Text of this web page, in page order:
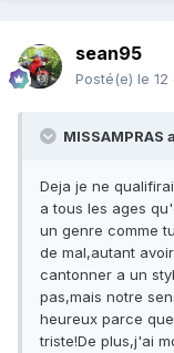
sean95
Posté(e) le
MISSAMPRAS
Deja je ne
a tous les ages
un genre comme
de mal,autant
cantonner a un
pas,mais notre
heureux parce
triste!De plus,j'ai